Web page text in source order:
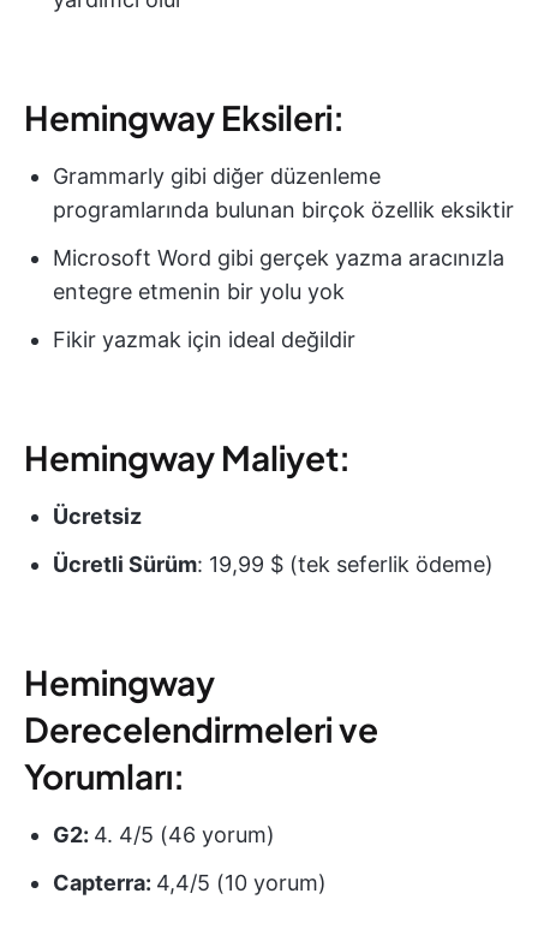
Hemingway Eksileri:
Grammarly gibi diğer düzenleme
programlarında bulunan birçok özellik eksiktir
Microsoft Word gibi gerçek yazma aracınızla
entegre etmenin bir yolu yok
Fikir yazmak için ideal değildir
Hemingway Maliyet:
Ücretsiz
Ücretli Sürüm: 19,99 $ (tek seferlik ödeme)
Hemingway
Derecelendirmeleri ve
Yorumları:
G2: 4. 4/5 (46 yorum)
Capterra: 4,4/5 (10 yorum)